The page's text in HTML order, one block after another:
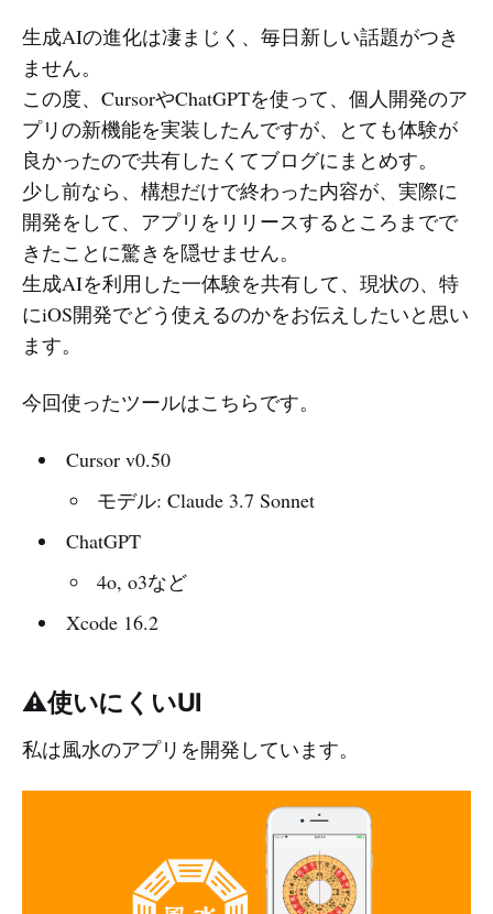
生成AIの進化は凄まじく、毎日新しい話題がつき
ません。
この度、CursorやChatGPTを使って、個人開発のア
プリの新機能を実装したんですが、とても体験が
良かったので共有したくてブログにまとめす。
少し前なら、構想だけで終わった内容が、実際に
開発をして、アプリをリリースするところまでで
きたことに驚きを隠せません。
生成AIを利用した一体験を共有して、現状の、特
にiOS開発でどう使えるのかをお伝えしたいと思い
ます。
今回使ったツールはこちらです。
Cursor v0.50
モデル: Claude 3.7 Sonnet
ChatGPT
4o, o3など
Xcode 16.2
⚠️使いにくいUI
私は風水のアプリを開発しています。